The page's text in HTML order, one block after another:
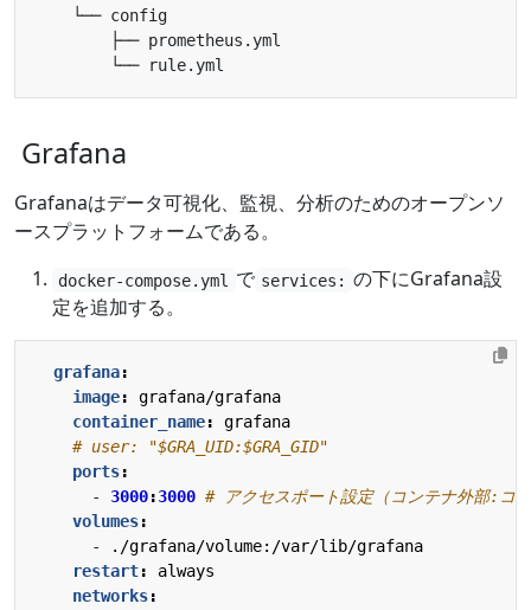
Grafana
Grafanaはデータ可視化、監視、分析のためのオープンソ
ースプラットフォームである。
docker-compose.yml で services: の下にGrafana設
定を追加する。
grafana:
image:
grafana/grafana
container_name:
grafana
# user: "$GRA_UID:$GRA_GID"
ports:
- 3000:3000 # アクセスポート設定（コンテナ外部:コ
volumes:
-
./grafana/volume:/var/lib/grafana
restart:
always
networks: